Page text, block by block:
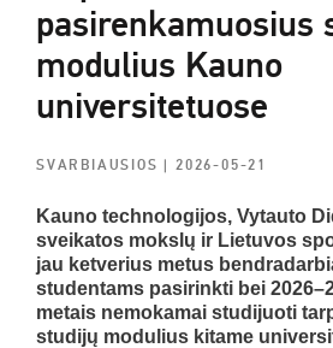
pasirenkamuosius
modulius Kauno
universitetuose
SVARBIAUSIOS| 2026-05-21
Kauno technologijos, Vytauto
sveikatos mokslų ir Lietuvos
jau ketverius metus
studentams pasirinkti bei
metais nemokamai studijuoti
studijų modulius kitame